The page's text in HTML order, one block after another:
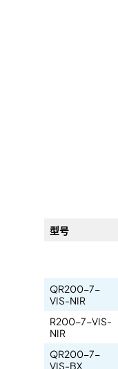
型号
QR200-7-
VIS-NIR
R200-7-VIS-
NIR
QR200-7-
VIS-BX